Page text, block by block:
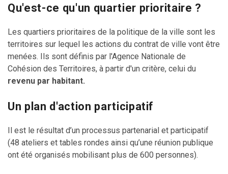
Qu'est-ce qu'un quartier prioritaire ?
Les quartiers prioritaires de la politique de la ville sont les
territoires sur lequel les actions du contrat de ville vont être
menées. Ils sont définis par l'Agence Nationale de
Cohésion des Territoires, à partir d'un critère, celui du
revenu par habitant.
Un plan d'action participatif
Il est le résultat d’un processus partenarial et participatif
(48 ateliers et tables rondes ainsi qu’une réunion publique
ont été organisés mobilisant plus de 600 personnes).